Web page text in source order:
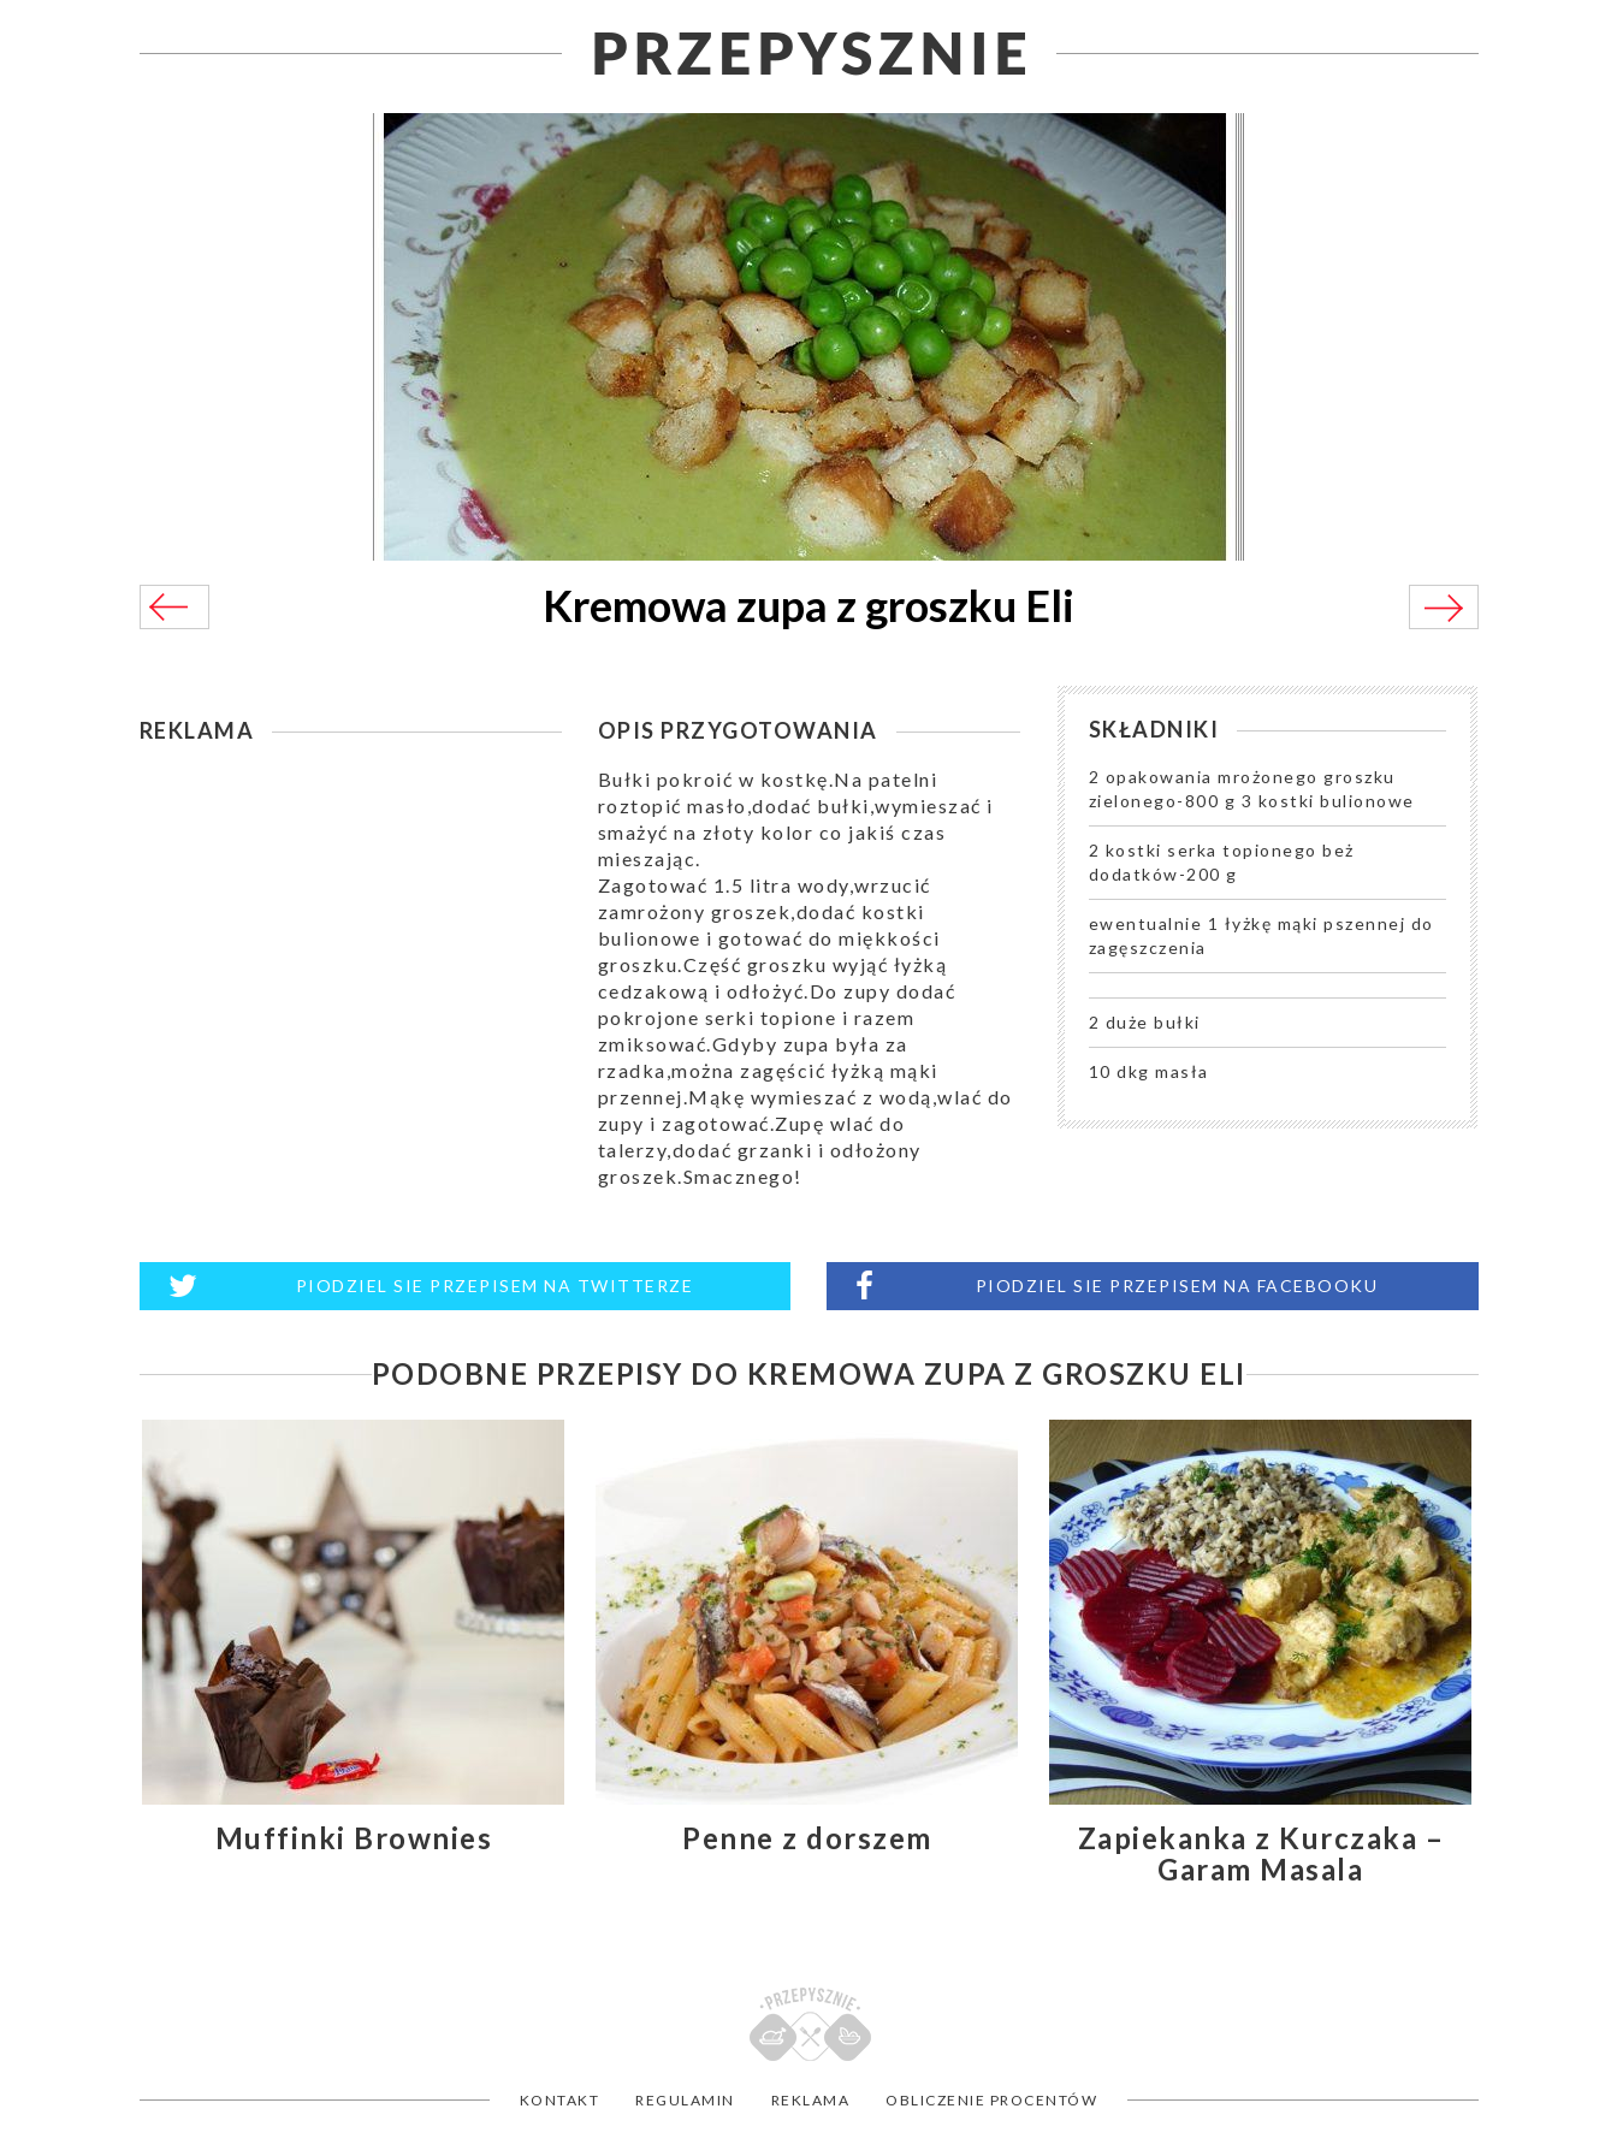
Kremowa zupa z groszku Eli
REKLAMA OPIS PRZYGOTOWANIA
Bułki pokroić w kostkę.Na patelni
roztopić masło,dodać bułki,wymieszać i
smażyć na złoty kolor co jakiś czas
mieszając.
Zagotować 1.5 litra wody,wrzucić
zamrożony groszek,dodać kostki
bulionowe i gotować do miękkości
groszku.Część groszku wyjąć łyżką
cedzakową i odłożyć.Do zupy dodać
pokrojone serki topione i razem
zmiksować.Gdyby zupa była za
rzadka,można zagęścić łyżką mąki
przennej.Mąkę wymieszać z wodą,wlać do
zupy i zagotować.Zupę wlać do
talerzy,dodać grzanki i odłożony
groszek.Smacznego!
SKŁADNIKI
2 opakowania mrożonego groszku
zielonego-800 g 3 kostki bulionowe
2 kostki serka topionego beż
dodatków-200 g
ewentualnie 1 łyżkę mąki pszennej do
zagęszczenia
2 duże bułki
10 dkg masła
PIODZIEL SIE PRZEPISEM NA TWITTERZE PIODZIEL SIE PRZEPISEM NA FACEBOOKU
PODOBNE PRZEPISY DO KREMOWA ZUPA Z GROSZKU ELI
Muffinki Brownies Penne z dorszem
Zapiekanka z Kurczaka –
Garam Masala
KONTAKT REGULAMIN REKLAMA OBLICZENIE PROCENTÓW